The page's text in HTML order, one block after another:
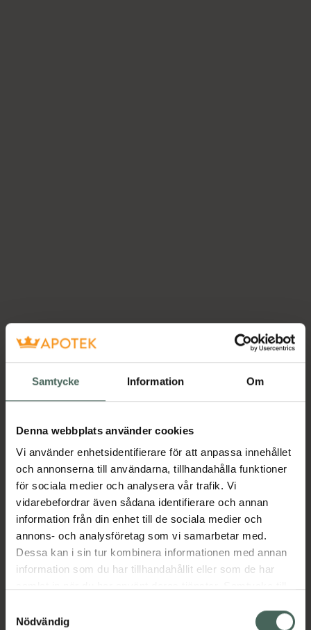
Samtycke Information Om
Denna webbplats använder cookies
Vi använder enhetsidentifierare för att anpassa innehållet
och annonserna till användarna, tillhandahålla funktioner
för sociala medier och analysera vår trafik. Vi
vidarebefordrar även sådana identifierare och annan
information från din enhet till de sociala medier och
annons- och analysföretag som vi samarbetar med.
Dessa kan i sin tur kombinera informationen med annan
information som du har tillhandahållit eller som de har
återkalla ditt samtycke via webbplatsens
Nödvändig